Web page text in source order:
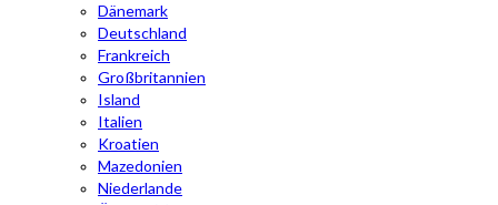
Dänemark
Deutschland
Frankreich
Großbritannien
Island
Italien
Kroatien
Mazedonien
Niederlande